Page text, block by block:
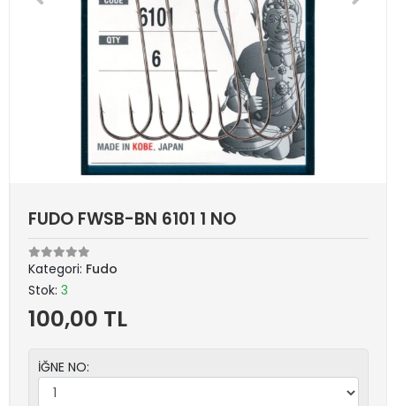
FUDO FWSB-BN 6101 1 NO
Kategori: Fudo
Stok: 3
100,00 TL
İĞNE NO: